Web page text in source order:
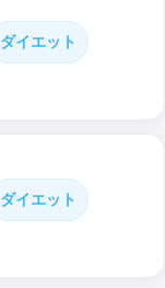
ダイエット
ダイエット